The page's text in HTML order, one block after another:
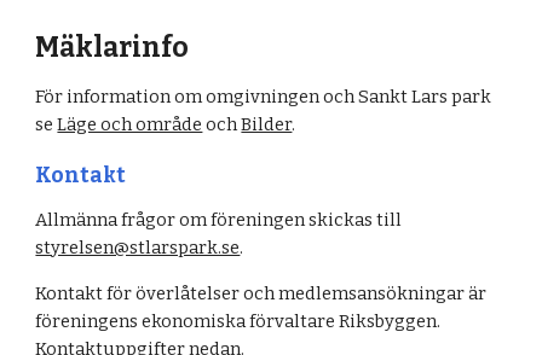
Mäklarinfo
För information om omgivningen och Sankt Lars park
seLäge och område ochBilder.
Kontakt
Allmänna frågor om föreningen skickas till
styrelsen@stlarspark.se.
Kontakt för överlåtelser och medlemsansökningar är
föreningens ekonomiska förvaltare Riksbyggen.
Kontaktuppgifter nedan.